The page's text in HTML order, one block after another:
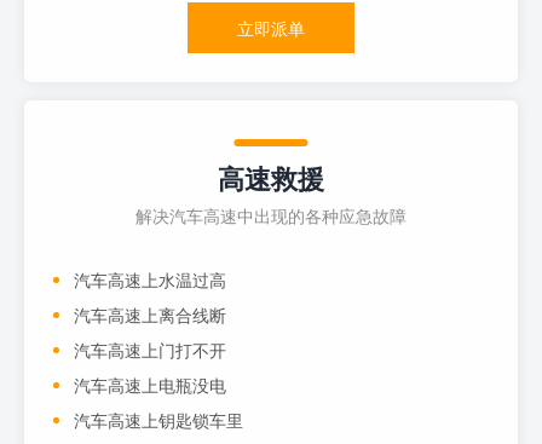
立即派单
高速救援
解决汽车高速中出现的各种应急故障
汽车高速上水温过高
汽车高速上离合线断
汽车高速上门打不开
汽车高速上电瓶没电
汽车高速上钥匙锁车里